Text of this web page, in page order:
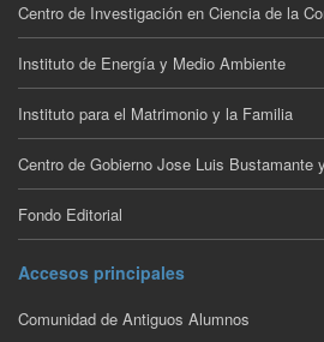
Centro de Investigación en Ciencia de la
Instituto de Energía y Medio Ambiente
Instituto para el Matrimonio y la Familia
Centro de Gobierno Jose Luis Bustamante
Fondo Editorial
Accesos principales
Comunidad de Antiguos Alumnos